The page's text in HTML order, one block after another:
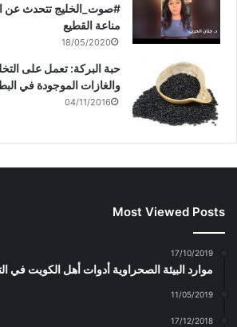
#صوت_الخليج تتحدث عن
مناعة القطيع
18/05/2020
حبة البركة: تعمل على
والغازات الموجودة في
04/11/2016
Most Viewed Posts
17/10/2019
موارد البيئة الصحراوية أدوات أهل الكويت في
11/05/2019
17/12/2018